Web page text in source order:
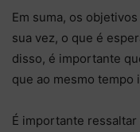
Em suma, os
sua vez, o que é
disso, é importante
que ao mesmo tempo
É importante